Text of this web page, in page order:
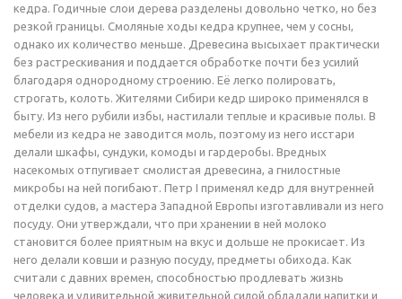
кедра. Годичные слои дерева разделены довольно четко, но без
резкой границы. Смоляные ходы кедра крупнее, чем у сосны,
однако их количество меньше. Древесина высыхает практически
без растрескивания и поддается обработке почти без усилий
благодаря однородному строению. Её легко полировать,
строгать, колоть. Жителями Сибири кедр широко применялся в
быту. Из него рубили избы, настилали теплые и красивые полы. В
мебели из кедра не заводится моль, поэтому из него исстари
делали шкафы, сундуки, комоды и гардеробы. Вредных
насекомых отпугивает смолистая древесина, а гнилостные
микробы на ней погибают. Петр I применял кедр для внутренней
отделки судов, а мастера Западной Европы изготавливали из него
посуду. Они утверждали, что при хранении в ней молоко
становится более приятным на вкус и дольше не прокисает. Из
него делали ковши и разную посуду, предметы обихода. Как
считали с давних времен, способностью продлевать жизнь
человека и удивительной живительной силой обладали напитки и